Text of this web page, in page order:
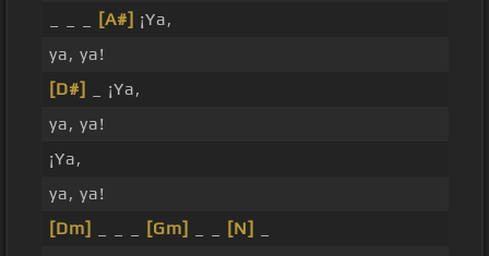
[A#] ¡Ya,
ya, ya!
[D#]
_ ¡Ya,
ya, ya!
¡Ya,
ya, ya!
[Dm]
[Gm] [N]